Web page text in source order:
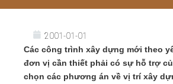
2001-01-01
Các công trình xây dựng mới theo
đơn vị cần thiết phải có sự hỗ trợ
chọn các phương án về vị trí xây